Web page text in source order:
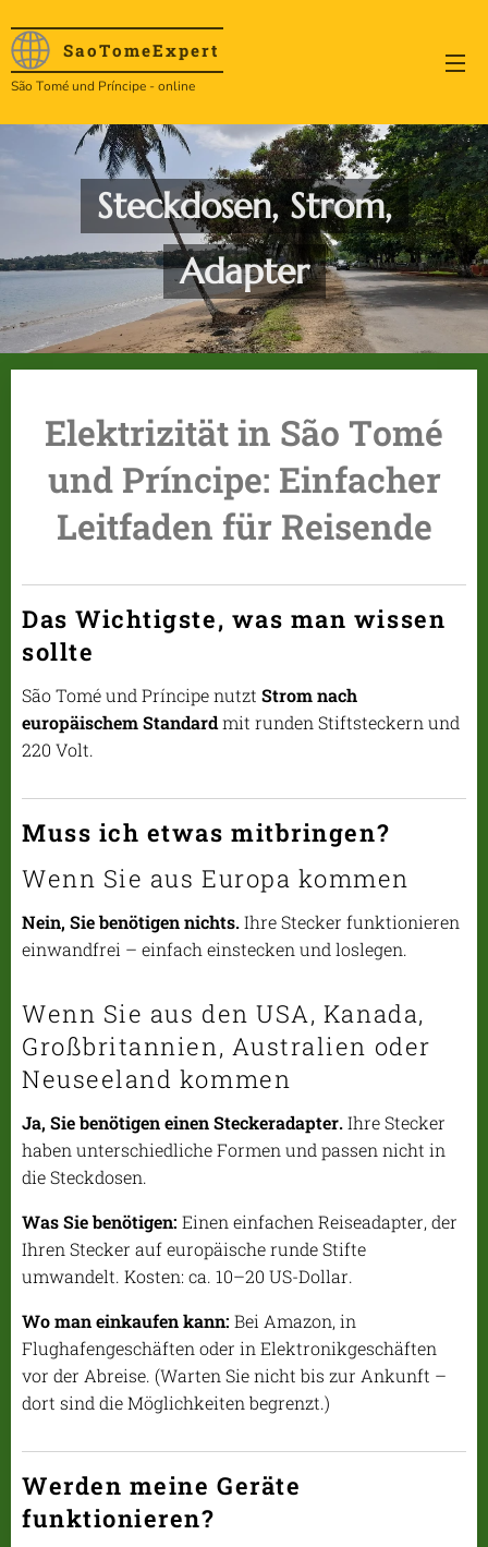
SaoTomeExpert
São Tomé und Príncipe - online
Steckdosen, Strom,
Adapter
Elektrizität in São Tomé
und Príncipe: Einfacher
Leitfaden für Reisende
Das Wichtigste, was man wissen
sollte
São Tomé und Príncipe nutzt Strom nach
europäischem Standardmit runden Stiftsteckern und
220 Volt.
Muss ich etwas mitbringen?
Wenn Sie aus Europa kommen
Nein, Sie benötigen nichts.Ihre Stecker funktionieren
einwandfrei – einfach einstecken und loslegen.
Wenn Sie aus den USA, Kanada,
Großbritannien, Australien oder
Neuseeland kommen
Ja, Sie benötigen einen Steckeradapter.Ihre Stecker
haben unterschiedliche Formen und passen nicht in
die Steckdosen.
Was Sie benötigen: Einen einfachen Reiseadapter, der
Ihren Stecker auf europäische runde Stifte
umwandelt. Kosten: ca. 10–20 US-Dollar.
Wo man einkaufen kann: Bei Amazon, in
Flughafengeschäften oder in Elektronikgeschäften
vor der Abreise. (Warten Sie nicht bis zur Ankunft –
dort sind die Möglichkeiten begrenzt.)
Werden meine Geräte
funktionieren?